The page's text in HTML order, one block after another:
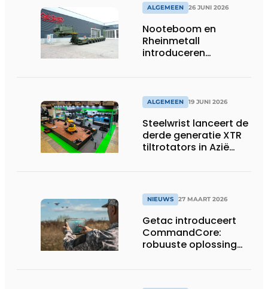
ALGEMEEN 26 JUNI 2026
Nooteboom en
Rheinmetall
introduceren
ALGEMEEN 19 JUNI 2026
Steelwrist lanceert de
derde generatie XTR
tiltrotators in Azië
NIEUWS 27 MAART 2026
Getac introduceert
CommandCore:
robuuste oplossing